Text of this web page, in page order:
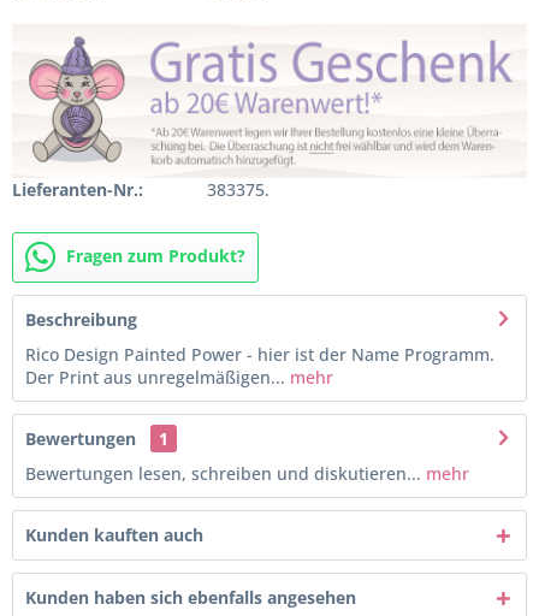
Lieferanten-Nr.: 383375.
Fragen zum Produkt?
Beschreibung
Rico Design Painted Power - hier ist der Name Programm.
Der Print aus unregelmäßigen... mehr
Bewertungen
1
Bewertungen lesen, schreiben und diskutieren... mehr
Kunden kauften auch
Kunden haben sich ebenfalls angesehen